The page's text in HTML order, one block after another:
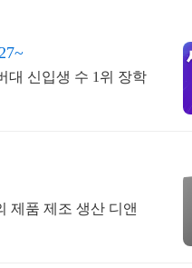
대 신입생 수 1위 장학
제품 제조 생산 디앤